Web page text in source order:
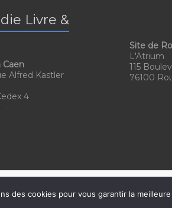
Livre &
Caen
Alfred Kastler
4
Site de
L'Atrium
115
76100
des cookies pour vous garantir la